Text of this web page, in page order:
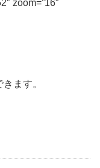
zoom=”16″
ます。